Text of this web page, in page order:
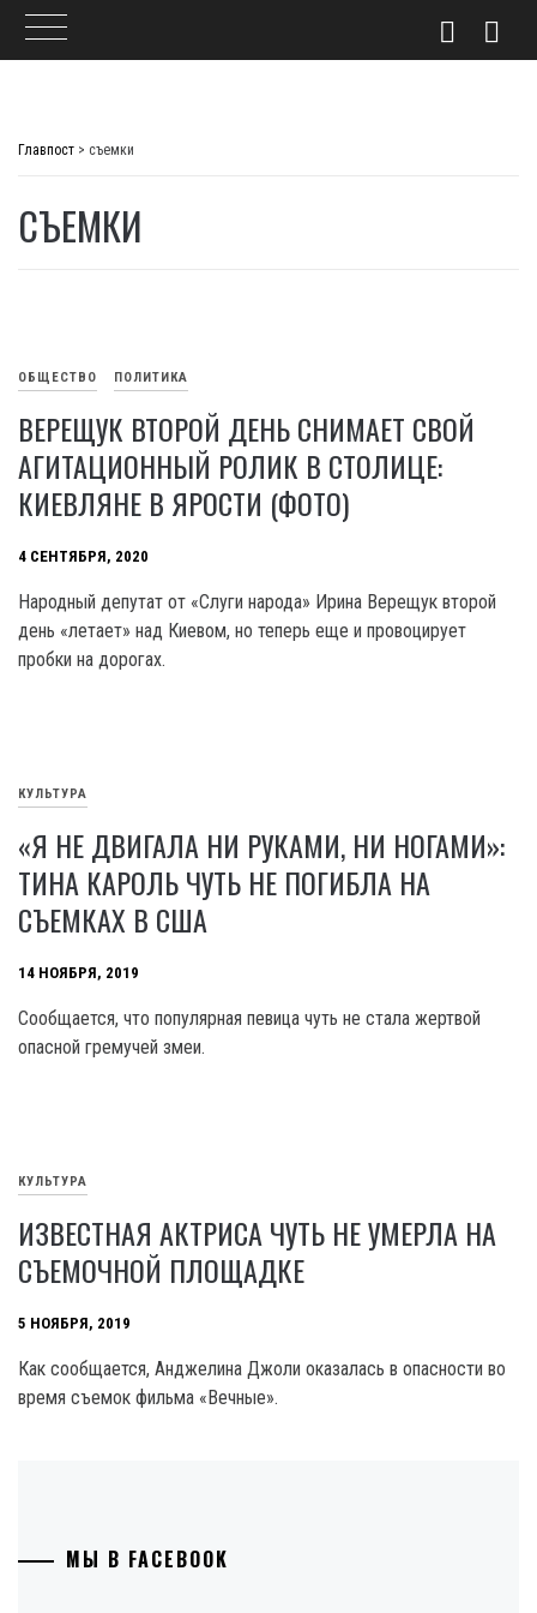
Главпост > съемки
СЪЕМКИ
ОБЩЕСТВО ПОЛИТИКА
ВЕРЕЩУК ВТОРОЙ ДЕНЬ СНИМАЕТ СВОЙ
АГИТАЦИОННЫЙ РОЛИК В СТОЛИЦЕ:
КИЕВЛЯНЕ В ЯРОСТИ (ФОТО)
4 СЕНТЯБРЯ, 2020
Народный депутат от «Слуги народа» Ирина Верещук второй
день «летает» над Киевом, но теперь еще и провоцирует
пробки на дорогах.
КУЛЬТУРА
«Я НЕ ДВИГАЛА НИ РУКАМИ, НИ НОГАМИ»:
ТИНА КАРОЛЬ ЧУТЬ НЕ ПОГИБЛА НА
СЪЕМКАХ В США
14 НОЯБРЯ, 2019
Сообщается, что популярная певица чуть не стала жертвой
опасной гремучей змеи.
КУЛЬТУРА
ИЗВЕСТНАЯ АКТРИСА ЧУТЬ НЕ УМЕРЛА НА
СЪЕМОЧНОЙ ПЛОЩАДКЕ
5 НОЯБРЯ, 2019
Как сообщается, Анджелина Джоли оказалась в опасности во
время съемок фильма «Вечные».
МЫ В FACEBOOK